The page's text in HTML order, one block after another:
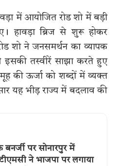
में आयोजित रोड शो में बड़ी
हावड़ा ब्रिज से शुरू होकर
शो ने जनसमर्थन का व्यापक
ने इसकी तस्वीरें साझा करते हुए
की ऊर्जा को शब्दों में व्यक्त
यह भीड़ राज्य में बदलाव की
पर सोनारपुर में
ने भाजपा पर लगाया